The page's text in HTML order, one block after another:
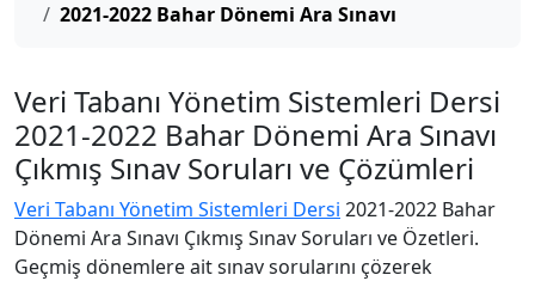
2021-2022 Bahar Dönemi Ara Sınavı
Veri Tabanı Yönetim Sistemleri Dersi
2021-2022 Bahar Dönemi Ara Sınavı
Çıkmış Sınav Soruları ve Çözümleri
Veri Tabanı Yönetim Sistemleri Dersi 2021-2022 Bahar
Dönemi Ara Sınavı Çıkmış Sınav Soruları ve Özetleri.
Geçmiş dönemlere ait sınav sorularını çözerek